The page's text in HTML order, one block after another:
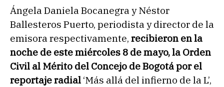
Ángela Daniela Bocanegra y Néstor
Ballesteros Puerto, periodista y director de la
emisora respectivamente, recibieron en la
noche de este miércoles 8 de mayo, la Orden
Civil al Mérito del Concejo de Bogotá por el
reportaje radial ‘Más allá del infierno de la L’,